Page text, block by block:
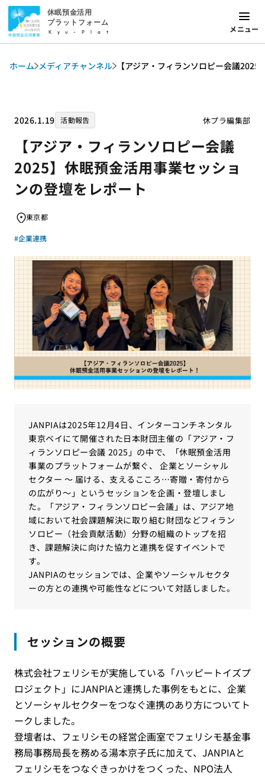
休眠預金活用
プラットフォーム
Kyu-Plat メニュー
ホーム メディアチャンネル 【アジア・フィランソロピー会議
2026.1.19 活動報告 休プラ編集部
【アジア・フィランソロピー会議
2025】休眠預金活用事業セッショ
ンの登壇をレポート
東京都
#企業連携
JANPIAは2025年12月4日、インターコンチネンタル
東京ベイにて開催された日本財団主催の「アジア・フ
ィランソロピー会議 2025」の中で、「休眠預金活用
事業のプラットフォームが繋ぐ、 企業とソーシャル
セクター ～ 届ける、支えるこころ…寄贈・寄付から
の広がり～」というセッションを企画・登壇しまし
た。「アジア・フィランソロピー会議」は、アジア地
域において社会課題解決に取り組む財団などフィラン
ソロピー（社会貢献活動）分野の組織のトップを招
き、課題解決に向けた協力と連携を促すイベントで
す。
JANPIAのセッションでは、企業やソーシャルセクタ
ーの方との連携や可能性などについて対話しました。
セッションの概要
株式会社フェリシモが実施している「ハッピートイズプ
ロジェクト」にJANPIAと連携した事例をもとに、企業
とソーシャルセクターをつなぐ連携のあり方についてト
ークしました。
登壇者は、フェリシモの経営企画室でフェリシモ基金事
務局事務局長を務める湯本京子氏に加えて、JANPIAと
フェリシモをつなぐきっかけをつくった、NPO法人